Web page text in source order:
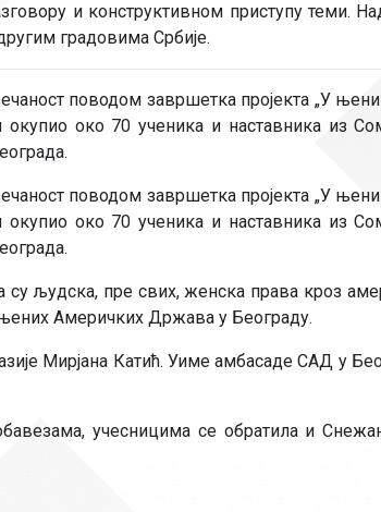
и конструктивном приступу теми.
градовима Србије.
поводом завршетка пројекта „У
око 70 ученика и наставника из
поводом завршетка пројекта „У
око 70 ученика и наставника из
су људска, пре свих, женска права кроз
Америчких Држава у Београду.
Мирјана Катић. Уиме амбасаде САД у
учесницима се обратила и